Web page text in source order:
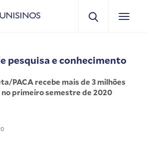
pesquisa e conhecimento
PACA recebe mais de 3 milhões
primeiro semestre de 2020